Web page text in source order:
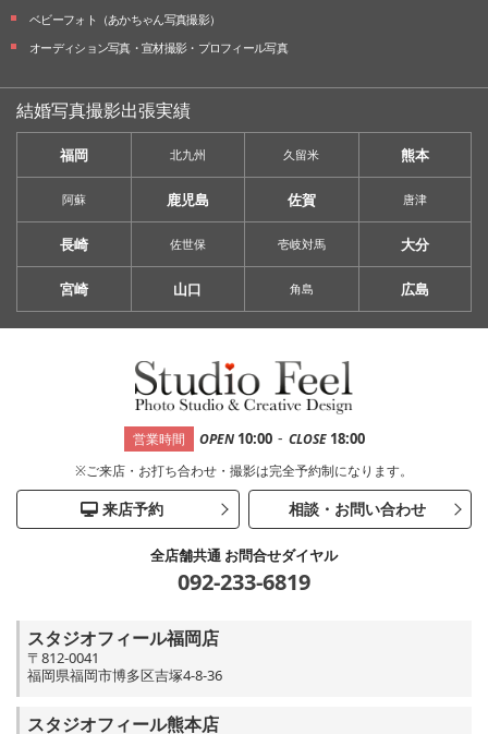
ベビーフォト （あかちゃん写真撮影）
オーディション写真・ 宣材撮影・ プロフィール写真
結婚写真撮影出張実績
福岡 北九州 久留米 熊本
阿蘇 鹿児島 佐賀 唐津
長崎 佐世保 壱岐対馬 大分
宮崎 山口 角島 広島
営業時間 OPEN 10:00 - CLOSE 18:00
※ご来店・お打ち合わせ・撮影は完全予約制になります。
来店予約 相談・お問い合わせ
全店舗共通 お問合せダイヤル
092-233-6819
スタジオフィール福岡店
〒812-0041
福岡県福岡市博多区吉塚4-8-36
スタジオフィール熊本店